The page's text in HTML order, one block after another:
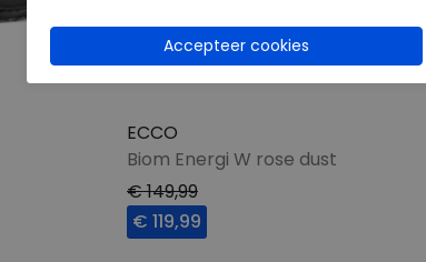
ECCO
Biom Energi W rose dust
€ 149,99
€ 119,99